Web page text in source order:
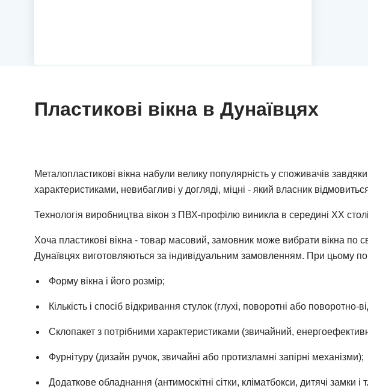
Пластикові вікна в Дунаївцях
Металопластикові вікна набули велику популярність у споживачів
характеристиками, невибагливі у догляді, міцні - який власник
Технологія виробництва вікон з ПВХ-профілю виникла в середині ХХ
Хоча пластикові вікна - товар масовий, замовник може вибрати вікна по
Дунаївцях виготовляються за індивідуальним замовленням. При цьому
Форму вікна і його розмір;
Кількість і спосіб відкривання стулок (глухі, поворотні або поворотно-
Склопакет з потрібними характеристиками (звичайний,
Фурнітуру (дизайн ручок, звичайні або протизламні запірні механізми);
Додаткове обладнання (антимоскітні сітки, кліматбокси, дитячі замки і